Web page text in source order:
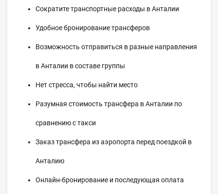
Сократите транспортные расходы в Анталии
Удобное бронирование трансферов
Возможность отправиться в разные направления
в Анталии в составе группы
Нет стресса, чтобы найти место
Разумная стоимость трансфера в Анталии по
сравнению с такси
Заказ трансфера из аэропорта перед поездкой в ​​
Анталию
Онлайн-бронирование и последующая оплата